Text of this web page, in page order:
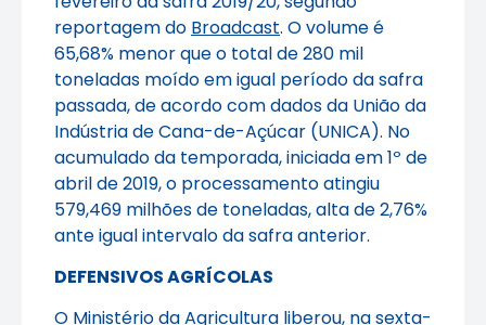
reportagem do Broadcast. O volume é
65,68% menor que o total de 280 mil
toneladas moído em igual período da safra
passada, de acordo com dados da União da
Indústria de Cana-de-Açúcar (UNICA). No
acumulado da temporada, iniciada em 1º de
abril de 2019, o processamento atingiu
579,469 milhões de toneladas, alta de 2,76%
ante igual intervalo da safra anterior.
DEFENSIVOS AGRÍCOLAS
O Ministério da Agricultura liberou, na sexta-